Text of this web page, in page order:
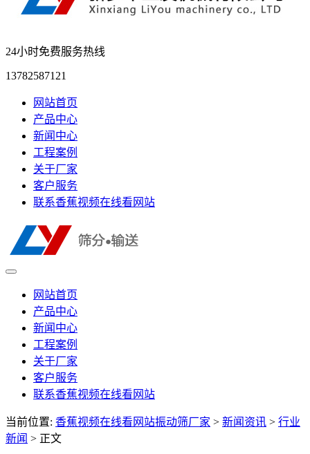
24小时免费服务热线
13782587121
网站首页
产品中心
新闻中心
工程案例
关于厂家
客户服务
联系香蕉视频在线看网站
网站首页
产品中心
新闻中心
工程案例
关于厂家
客户服务
联系香蕉视频在线看网站
当前位置: 香蕉视频在线看网站振动筛厂家 > 新闻资讯 > 行业
新闻 > 正文